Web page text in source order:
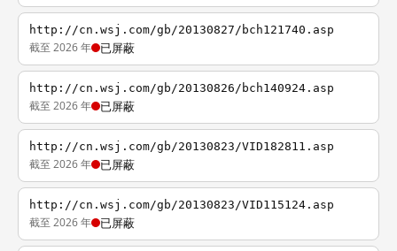
http://cn.wsj.com/gb/20130827/bch121740.asp
截至 2026 年 已屏蔽
http://cn.wsj.com/gb/20130826/bch140924.asp
截至 2026 年 已屏蔽
http://cn.wsj.com/gb/20130823/VID182811.asp
截至 2026 年 已屏蔽
http://cn.wsj.com/gb/20130823/VID115124.asp
截至 2026 年 已屏蔽